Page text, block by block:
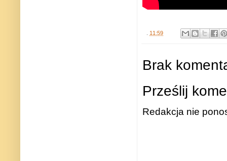
11:59
Brak
Prześlij
Redakcja nie